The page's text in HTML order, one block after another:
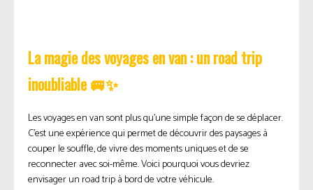
La magie des voyages en van : un road trip
inoubliable 🚐✨
Les voyages en van sont plus qu’une simple façon de se déplacer.
C’est une expérience qui permet de découvrir des paysages à
couper le souffle, de vivre des moments uniques et de se
reconnecter avec soi-même. Voici pourquoi vous devriez
envisager un road trip à bord de votre véhicule.